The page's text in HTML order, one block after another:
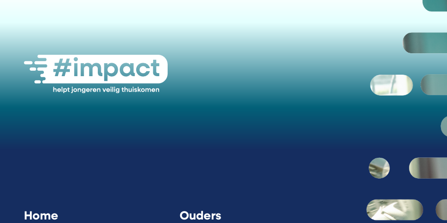
Ga naar de #impact Instagram pagina (opent in nieuw venster)
Ga naar de #impact LinkedIn pagina (opent in nieuw venster)
Ga naar de #impact Facebook pagina (opent in nieuw
Home Ouders